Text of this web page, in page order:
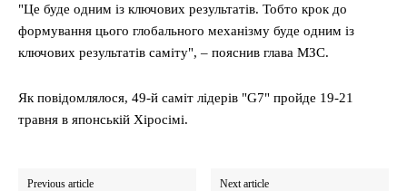
"Це буде одним із ключових результатів. Тобто крок до
формування цього глобального механізму буде одним із
ключових результатів саміту", – пояснив глава МЗС.
Як повідомлялося, 49-й саміт лідерів "G7" пройде 19-21
травня в японській Хіросімі.
Previous article Next article